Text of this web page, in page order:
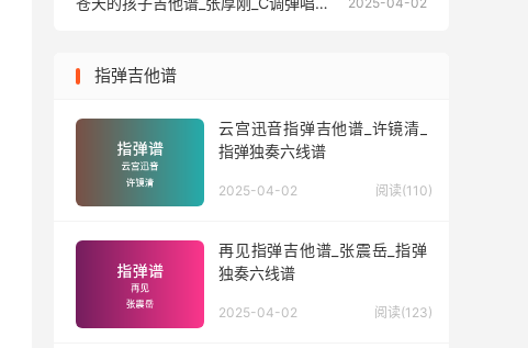
指弹吉他谱
云宫迅音指弹吉他谱_许镜清_
指弹独奏六线谱
2025-04-02 阅读(110)
再见指弹吉他谱_张震岳_指弹
独奏六线谱
2025-04-02 阅读(123)